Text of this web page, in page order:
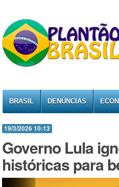
BRASIL DENÚNCIAS
19/3/2026 10:13
Governo Lula
históricas para